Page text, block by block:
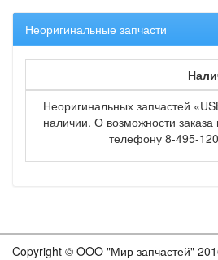
Неоригинальные запчасти
Неоригинальных запчастей
наличии. О возможности заказа
телефону 8-495-
Copyright © OOO "Мир запчастей"